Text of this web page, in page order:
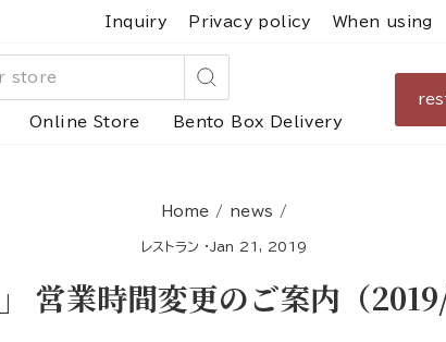
Inquiry Privacy policy When using
Search
Online Store Bento Box Delivery
Home / news /
レストラン · Jan 21, 2019
営業時間変更のご案内（